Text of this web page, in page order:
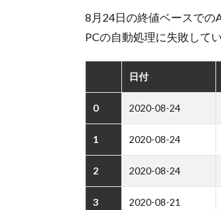
8月24日の終値ベースでの
PCの自動処理に失敗して
日付
0 2020-08-24
1 2020-08-24
2 2020-08-24
3 2020-08-21